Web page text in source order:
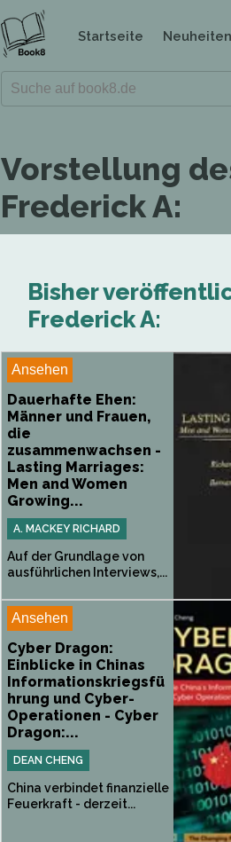
Startseite Neuheiten
Vorstellung
Frederick A:
Bisher
Frederick A:
Ansehen
Dauerhafte Ehen:
Männer und Frauen,
die
zusammenwachsen -
Lasting Marriages:
Men and Women
Growing...
A. MACKEY RICHARD
Auf der Grundlage von
ausführlichen Interviews,...
Ansehen
Cyber Dragon:
Einblicke in Chinas
Informationskriegsfü
hrung und Cyber-
Operationen - Cyber
Dragon:...
DEAN CHENG
China verbindet finanzielle
Feuerkraft - derzeit...